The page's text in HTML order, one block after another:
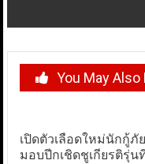
You May Also
เปิดตัวเลือดใหม่นักกู้ภั
มอบปีกเชิดชูเกียรติรุ่น